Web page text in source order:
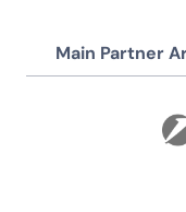
Main Partner